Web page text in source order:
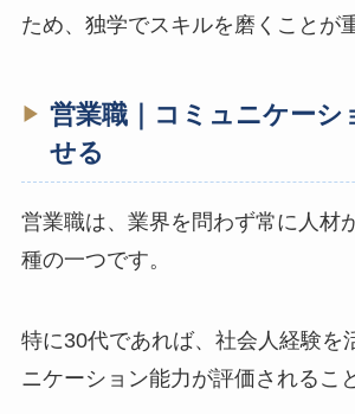
ため、独学でスキルを磨くことが
営業職｜コミュニケーシ
せる
営業職は、業界を問わず常に人材
種の一つです。
特に30代であれば、社会人経験を
ニケーション能力が評価されるこ